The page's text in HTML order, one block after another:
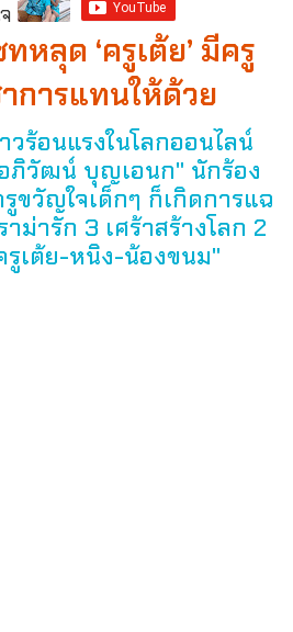
หลุด ‘ครูเต้ย’ มีครู
การแทนให้ด้วย
วร้อนแรงในโลกออนไลน์
ภิวัฒน์ บุญเอนก" นักร้อง
ขวัญใจเด็กๆ ก็เกิดการแฉ
ม่ารัก 3 เศร้าสร้างโลก 2
รูเต้ย-หนิง-น้องขนม"